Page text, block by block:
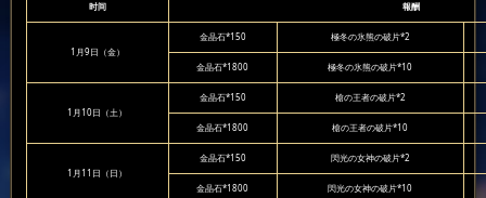
时间 報酬
1月9日（金）
金晶石*150 極冬の氷熊の破片*2
金晶石*1800 極冬の氷熊の破片*10
1月10日（土）
金晶石*150 槍の王者の破片*2
金晶石*1800 槍の王者の破片*10
1月11日（日）
金晶石*150 閃光の女神の破片*2
金晶石*1800 閃光の女神の破片*10